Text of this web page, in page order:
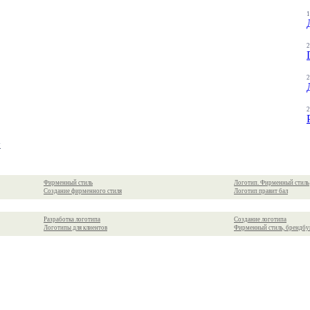
Фирменный стиль
Создание фирменного стиля
Логотип. Фирменный стиль
Логотип правит бал
Разработка логотипа
Логотипы для клиентов
Создание логотипа
Фирменный стиль,